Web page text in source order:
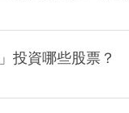
投資哪些股票？